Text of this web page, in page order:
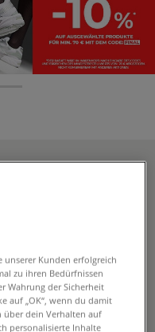
unserer Kunden erfolgreich
zu ihren Bedürfnissen
Wahrung der Sicherheit
auf „OK“, wenn du damit
dein Verhalten auf
personalisierte Inhalte